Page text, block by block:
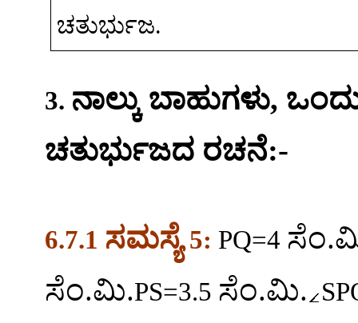
ಚತುರ್ಭುಜ.
3. ನಾಲ್ಕು ಬಾಹುಗಳು,
ಚತುರ್ಭುಜದ ರಚನೆ:-
6.7.1 ಸಮಸ್ಯೆ 5: PQ=4 ಸೆಂ.
ಸೆಂ.ಮಿ.PS=3.5 ಸೆಂ.ಮಿ.